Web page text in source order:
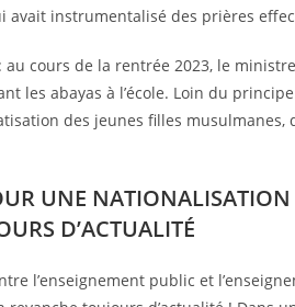
avait instrumentalisé des prières
: au cours de la rentrée 2023, le
les abayas à l’école. Loin du
des jeunes filles musulmanes,
UNE NATIONALISATION
D’ACTUALITÉ
l’enseignement public et